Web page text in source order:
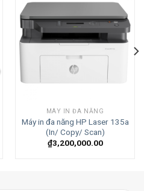
MÁY IN ĐA NĂNG
Máy in đa năng HP Laser 135a
(In/ Copy/ Scan)
₫3,200,000.00